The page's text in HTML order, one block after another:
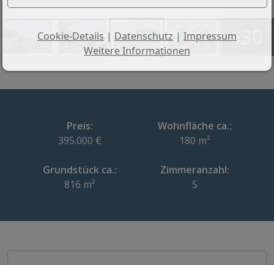
+30
Preis:
395.000 €
Wohnfläche ca.:
180 m²
Grundstück ca.:
816 m²
Zimmeranzahl:
5
Cookie-Details | Datenschutz | Impressum
Weitere Informationen